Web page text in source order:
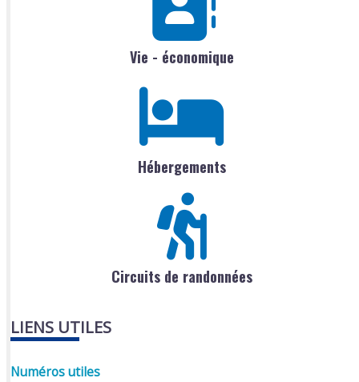
Vie - économique
Hébergements
Circuits de randonnées
LIENS UTILES
Numéros utiles